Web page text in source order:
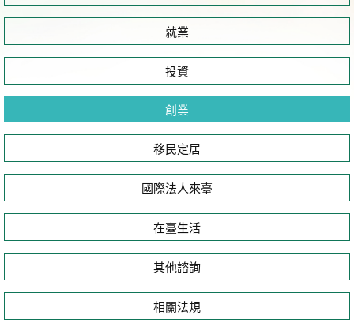
就業
投資
創業
移民定居
國際法人來臺
在臺生活
其他諮詢
相關法規